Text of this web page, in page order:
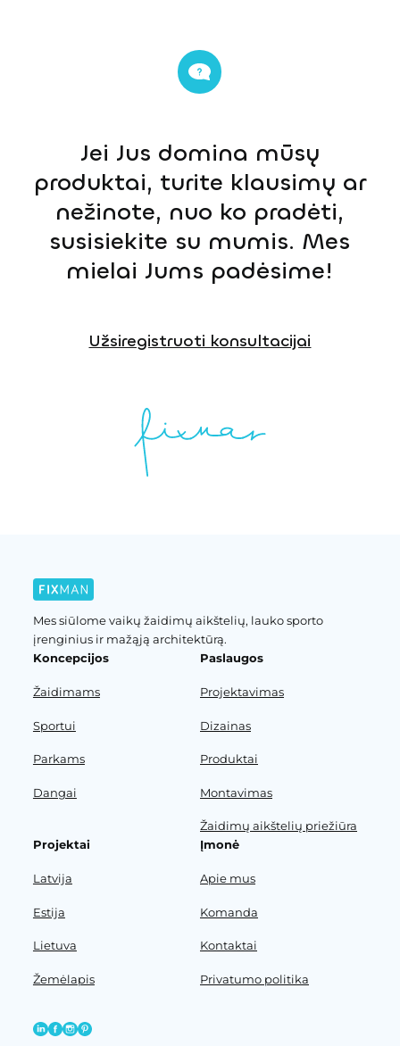
Jei Jus domina mūsų
produktai, turite klausimų ar
nežinote, nuo ko pradėti,
susisiekite su mumis. Mes
mielai Jums padėsime!
Užsiregistruoti konsultacijai
Mes siūlome vaikų žaidimų aikštelių, lauko sporto
įrenginius ir mažąją architektūrą.
Koncepcijos
Žaidimams
Sportui
Parkams
Dangai
Paslaugos
Projektavimas
Dizainas
Produktai
Montavimas
Žaidimų aikštelių priežiūra
Projektai
Latvija
Estija
Lietuva
Žemėlapis
Įmonė
Apie mus
Komanda
Kontaktai
Privatumo politika